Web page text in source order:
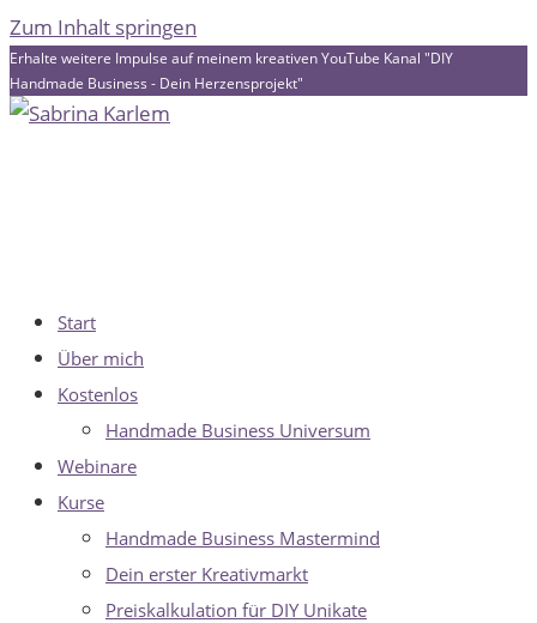
Zum Inhalt springen
Erhalte weitere Impulse auf meinem kreativen YouTube Kanal "DIY
Handmade Business - Dein Herzensprojekt"
Start
Über mich
Kostenlos
Handmade Business Universum
Webinare
Kurse
Handmade Business Mastermind
Dein erster Kreativmarkt
Preiskalkulation für DIY Unikate